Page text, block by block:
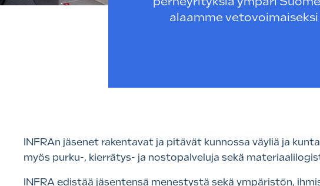
alaamme
INFRAn jäsenet rakentavat ja pitävät kunnossa väyliä ja
myös purku-, kierrätys- ja nostopalveluja sekä
INFRA edistää jäsentensä menestystä sekä ympäristön,